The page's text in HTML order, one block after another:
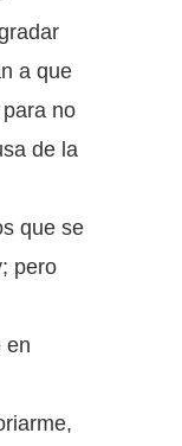
a que
no
de la
que se
pero
en